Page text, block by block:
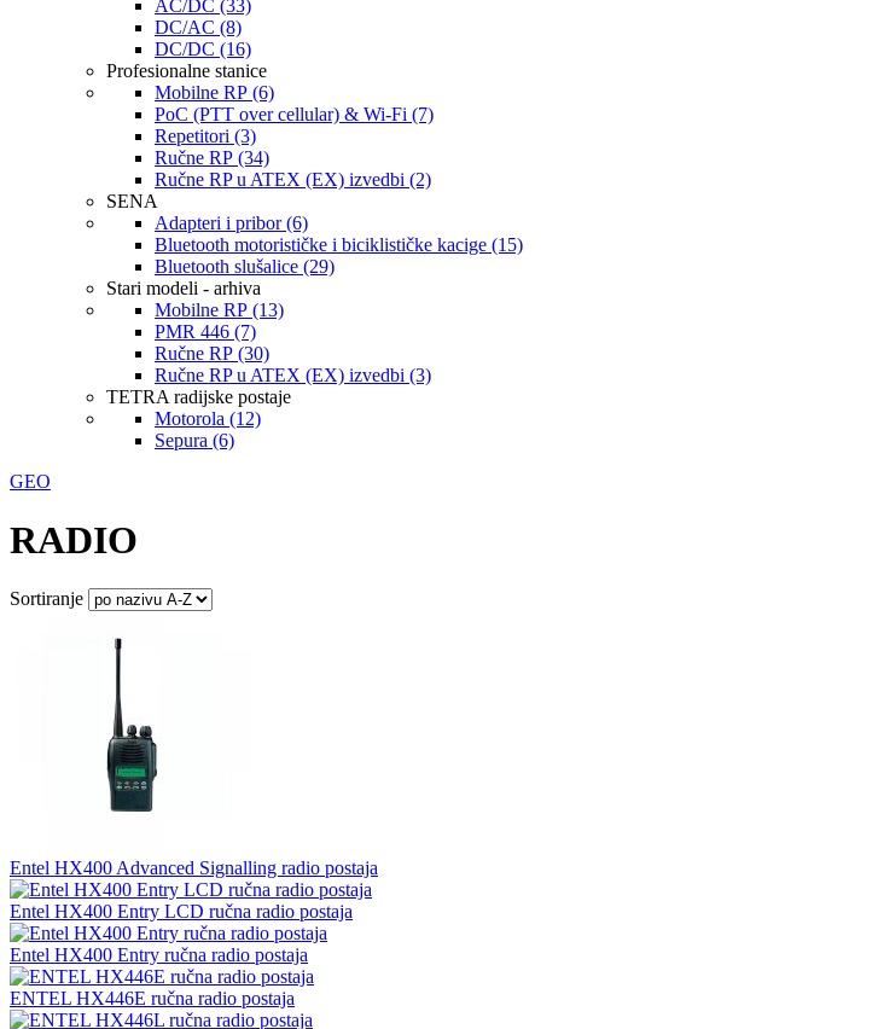
AC/DC (33)
DC/AC (8)
DC/DC (16)
Profesionalne stanice
Mobilne RP (6)
PoC (PTT over cellular) & Wi-Fi (7)
Repetitori (3)
Ručne RP (34)
Ručne RP u ATEX (EX) izvedbi (2)
SENA
Adapteri i pribor (6)
Bluetooth motorističke i biciklističke kacige (15)
Bluetooth slušalice (29)
Stari modeli - arhiva
Mobilne RP (13)
PMR 446 (7)
Ručne RP (30)
Ručne RP u ATEX (EX) izvedbi (3)
TETRA radijske postaje
Motorola (12)
Sepura (6)
GEO
RADIO
Sortiranje
Entel HX400 Advanced Signalling radio postaja
Entel HX400 Entry LCD ručna radio postaja
Entel HX400 Entry ručna radio postaja
ENTEL HX446E ručna radio postaja